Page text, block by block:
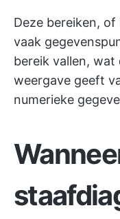
Deze bereiken,
vaak
bereik vallen, wat
weergave geeft
numerieke